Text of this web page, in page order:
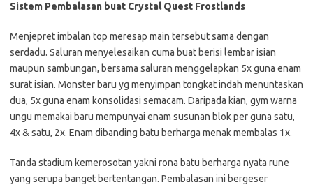
Sistem Pembalasan buat Crystal Quest Frostlands
Menjepret imbalan top meresap main tersebut sama dengan
serdadu. Saluran menyelesaikan cuma buat berisi lembar isian
maupun sambungan, bersama saluran menggelapkan 5x guna enam
surat isian. Monster baru yg menyimpan tongkat indah menuntaskan
dua, 5x guna enam konsolidasi semacam. Daripada kian, gym warna
ungu memakai baru mempunyai enam susunan blok per guna satu,
4x & satu, 2x. Enam dibanding batu berharga menak membalas 1x.
Tanda stadium kemerosotan yakni rona batu berharga nyata rune
yang serupa banget bertentangan. Pembalasan ini bergeser